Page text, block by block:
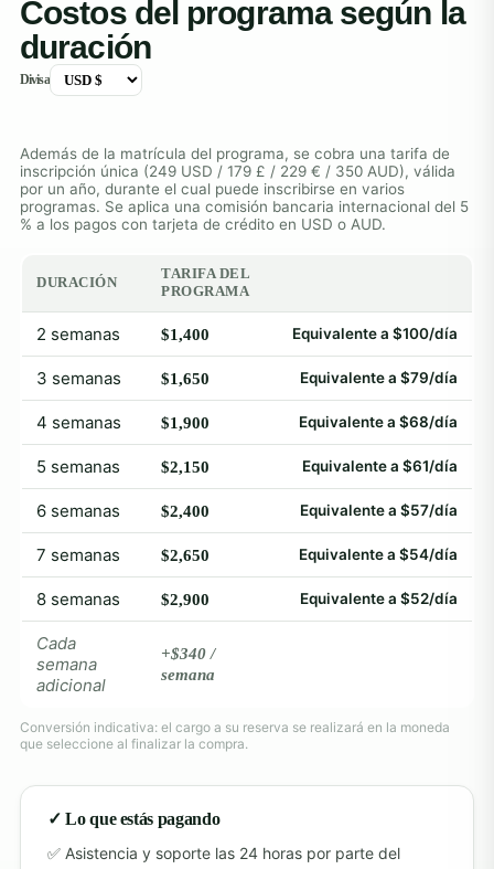
Costos del programa según la
duración
Divisa
Además de la matrícula del programa, se cobra una tarifa de
inscripción única (249 USD / 179 £ / 229 € / 350 AUD), válida
por un año, durante el cual puede inscribirse en varios
programas. Se aplica una comisión bancaria internacional del 5
% a los pagos con tarjeta de crédito en USD o AUD.
DURACIÓN
TARIFA DEL
PROGRAMA
2 semanas $1,400 Equivalente a $100/día
3 semanas $1,650 Equivalente a $79/día
4 semanas $1,900 Equivalente a $68/día
5 semanas $2,150 Equivalente a $61/día
6 semanas $2,400 Equivalente a $57/día
7 semanas $2,650 Equivalente a $54/día
8 semanas $2,900 Equivalente a $52/día
Cada
semana
adicional
+$340 /
semana
Conversión indicativa: el cargo a su reserva se realizará en la moneda
que seleccione al finalizar la compra.
✓ Lo que estás pagando
Asistencia y soporte las 24 horas por parte del